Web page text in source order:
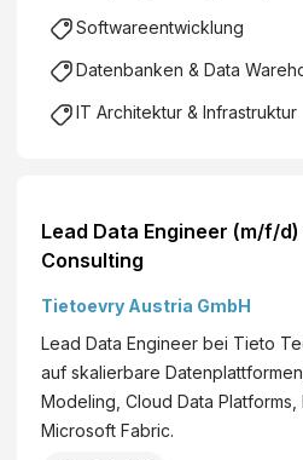
Softwareentwicklung
Datenbanken & Data
IT Architektur & Infrastruktur
Lead Data Engineer (m/f/
Consulting
Tietoevry Austria GmbH
Lead Data Engineer bei Tieto
auf skalierbare
Modeling, Cloud Data Platforms,
Microsoft Fabric.